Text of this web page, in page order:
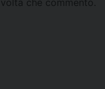
che commento.